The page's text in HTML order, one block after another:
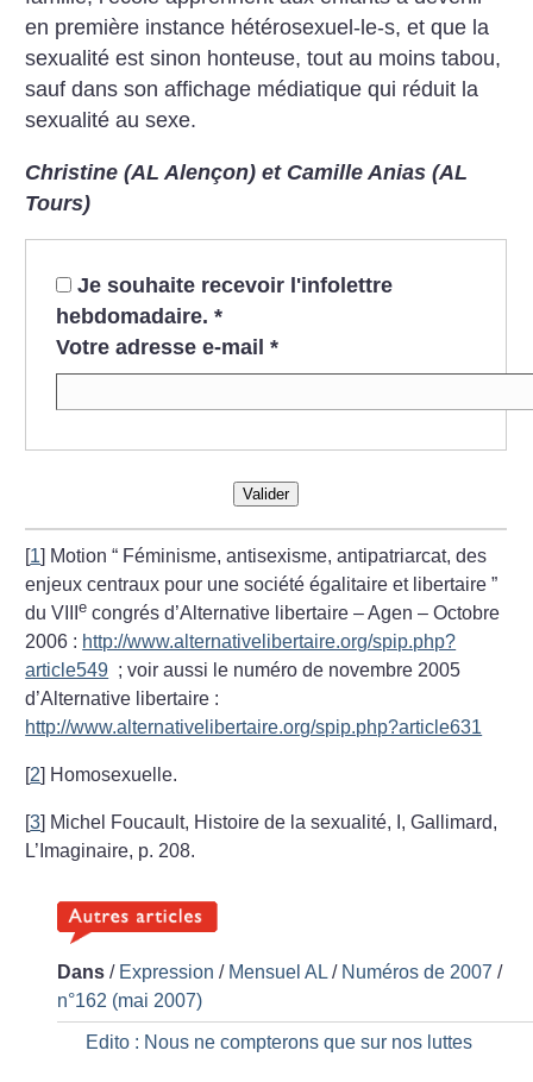
en première instance hétérosexuel-le-s, et que la
sexualité est sinon honteuse, tout au moins tabou,
sauf dans son affichage médiatique qui réduit la
sexualité au sexe.
Christine (AL Alençon) et Camille Anias (AL
Tours)
Je souhaite recevoir l'infolettre
hebdomadaire. *
Votre adresse e-mail *
Valider
[1] Motion “ Féminisme, antisexisme, antipatriarcat, des
enjeux centraux pour une société égalitaire et libertaire ”
du VIIIe congrés d’Alternative libertaire – Agen – Octobre
2006 : http://www.alternativelibertaire.org/spip.php?
article549 ; voir aussi le numéro de novembre 2005
d’Alternative libertaire :
http://www.alternativelibertaire.org/spip.php?article631
[2] Homosexuelle.
[3] Michel Foucault, Histoire de la sexualité, I, Gallimard,
L’Imaginaire, p. 208.
Dans / Expression / Mensuel AL / Numéros de 2007 /
n°162 (mai 2007)
Edito : Nous ne compterons que sur nos luttes